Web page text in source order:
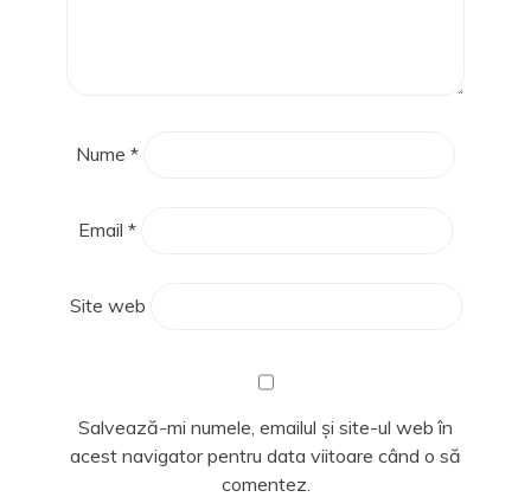
Nume *
Email *
Site web
Salvează-mi numele, emailul și site-ul web în
acest navigator pentru data viitoare când o să
comentez.